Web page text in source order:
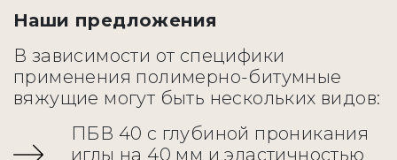
Наши предложения
В зависимости от специфики
применения полимерно-битумные
вяжущие могут быть нескольких видов:
ПБВ 40 с глубиной проникания
иглы на 40 мм и эластичностью